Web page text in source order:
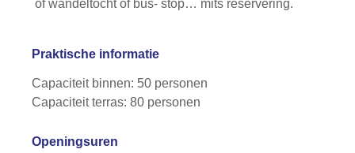
of wandeltocht of bus- stop… mits reservering.
Praktische informatie
Capaciteit binnen: 50 personen
Capaciteit terras: 80 personen
Openingsuren